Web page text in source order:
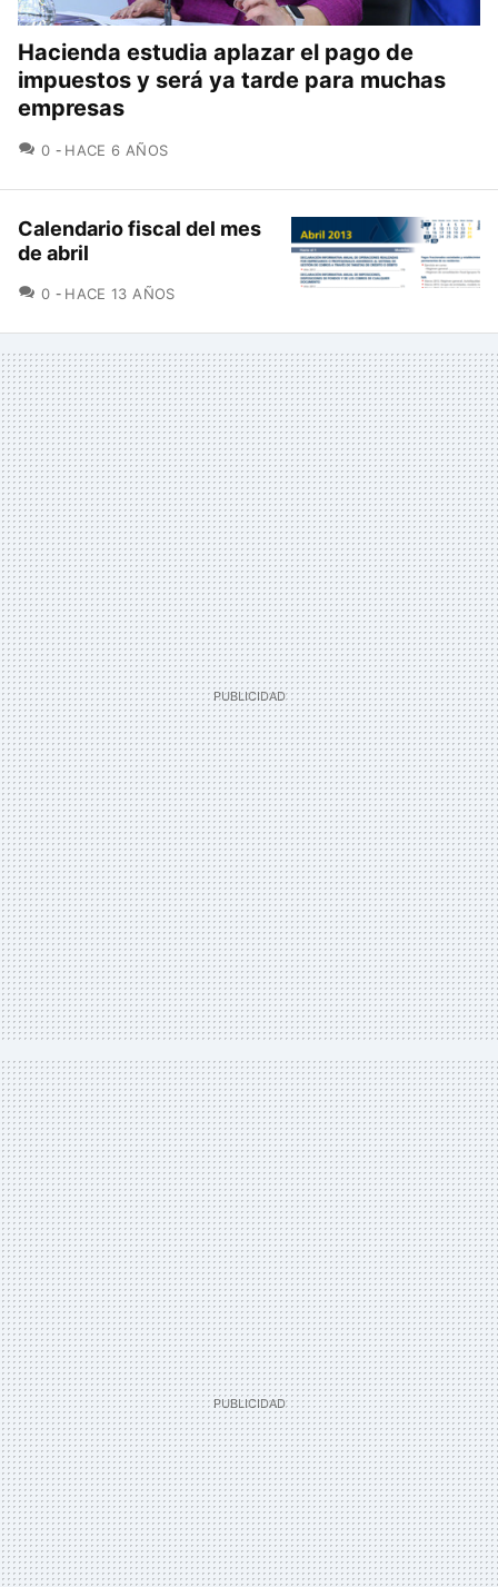
Hacienda estudia aplazar el pago de
impuestos y será ya tarde para muchas
empresas
0 COMENTARIOS
HACE 6 AÑOS
Calendario fiscal del mes
de abril
0 COMENTARIOS
HACE 13 AÑOS